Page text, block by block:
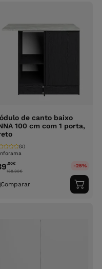
de canto baixo
100 cm com 1 porta,
(0)
,00€
188.90€
-25%
Comparar
ao